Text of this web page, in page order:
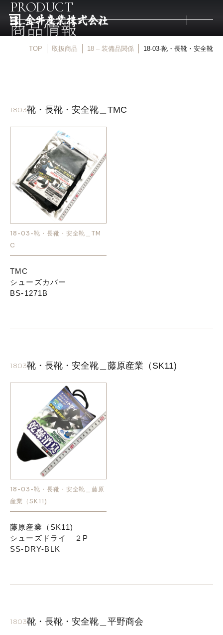
金井産業の強み
マルキン印
お知らせ
採用情報
PRODUCT
商品情報
TOP 取扱商品 18 – 装備品関係 18-03-靴・長靴・安全靴
1803靴・長靴・安全靴＿TMC
18-03-靴・長靴・安全靴＿TM
C
TMC
シューズカバー
BS-1271B
1803靴・長靴・安全靴＿藤原産業（SK11)
18-03-靴・長靴・安全靴＿藤原
産業（SK11)
藤原産業（SK11)
シューズドライ ２P
SS-DRY-BLK
1803靴・長靴・安全靴＿平野商会